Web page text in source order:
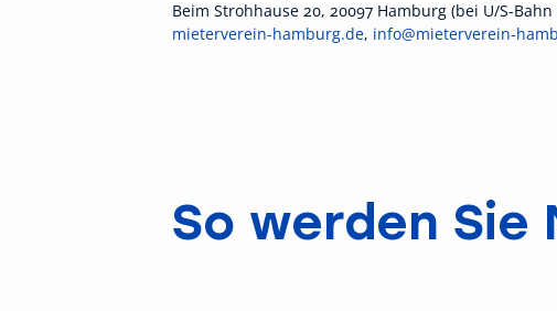
Beim Strohhause 20, 20097 Hamburg (bei U/S-
mieterverein-hamburg.de, info@mieterverein-
So werden Sie